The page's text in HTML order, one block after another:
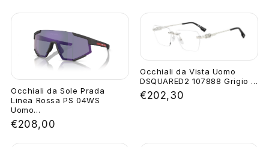
Occhiali da Sole Prada
Linea Rossa PS 04WS
Uomo...
€208,00
Occhiali da Vista Uomo
DSQUARED2 107888 Grigio ...
€202,30